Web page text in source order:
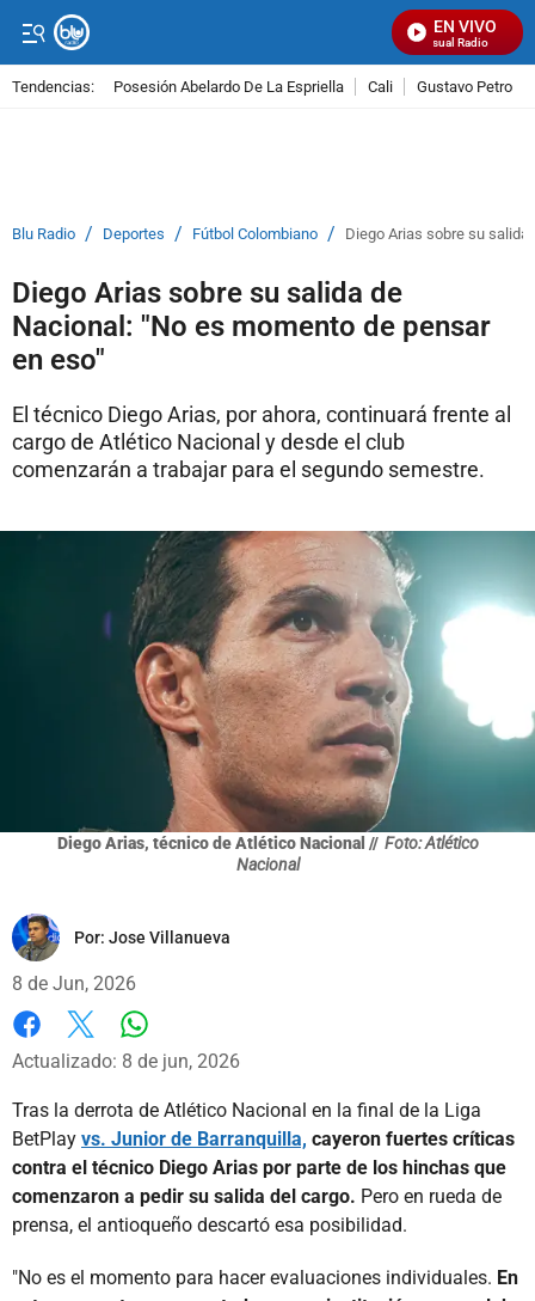
EN VIVO
Señal Visual Radio
Tendencias: Posesión Abelardo De La Espriella Cali Gustavo Petro
Blu Radio / Deportes / Fútbol Colombiano / Diego Arias sobre su
Diego Arias sobre su salida de
Nacional: "No es momento de pensar
en eso"
El técnico Diego Arias, por ahora, continuará frente al
cargo de Atlético Nacional y desde el club
comenzarán a trabajar para el segundo semestre.
Diego Arias, técnico de Atlético Nacional // Foto: Atlético
Nacional
Por: Jose Villanueva
8 de Jun, 2026
Facebook
X
Actualizado: 8 de jun, 2026
Tras la derrota de Atlético Nacional en la final de la Liga
BetPlay vs. Junior de Barranquilla, cayeron fuertes críticas
contra el técnico Diego Arias por parte de los hinchas que
comenzaron a pedir su salida del cargo. Pero en rueda de
prensa, el antioqueño descartó esa posibilidad.
"No es el momento para hacer evaluaciones individuales. En